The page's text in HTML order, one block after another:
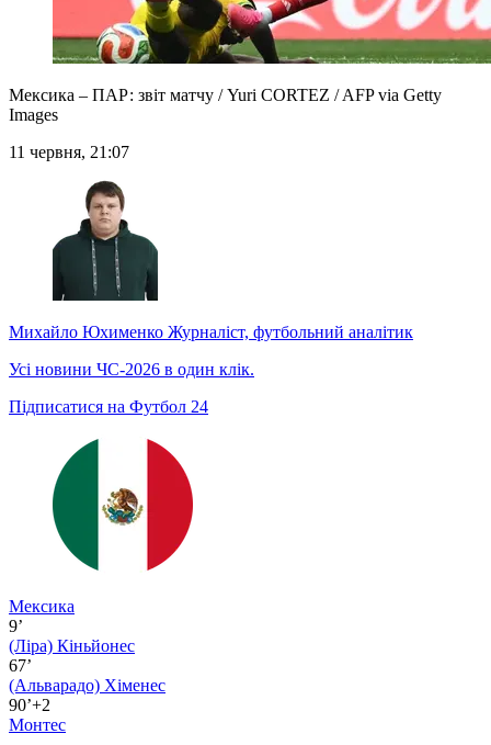
Мексика – ПАР: звіт матчу / Yuri CORTEZ / AFP via Getty
Images
11 червня, 21:07
Михайло Юхименко Журналіст, футбольний аналітик
Усі новини ЧС-2026 в один клік.
Підписатися на Футбол 24
Мексика
9’
(Ліра) Кіньйонес
67’
(Альварадо) Хіменес
90’+2
Монтес